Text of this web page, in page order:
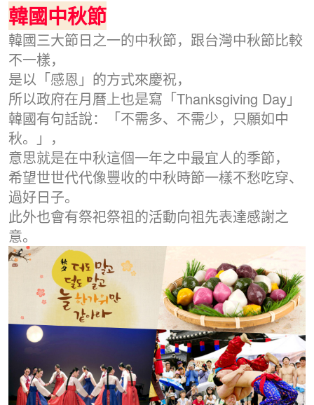
韓國中秋節
韓國三大節日之一的中秋節，跟台灣中秋節比較
不一樣，
是以「感恩」的方式來慶祝，
所以政府在月曆上也是寫「Thanksgiving Day」
韓國有句話說：「不需多、不需少，只願如中
秋。」，
意思就是在中秋這個一年之中最宜人的季節，
希望世世代代像豐收的中秋時節一樣不愁吃穿、
過好日子。
此外也會有祭祀祭祖的活動向祖先表達感謝之
意。